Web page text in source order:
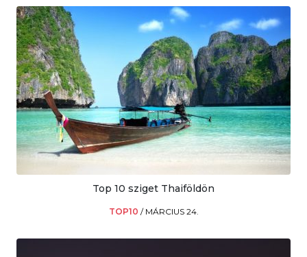
Top 10 sziget Thaiföldön
TOP10 / MÁRCIUS 24.